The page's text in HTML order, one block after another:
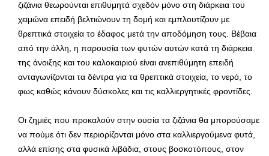
ζιζάνια θεωρούνται επιθυμητά σχεδόν μόνο στη διάρκεια του
χειμώνα επειδή βελτιώνουν τη δομή και εμπλουτίζουν με
θρεπτικά στοιχεία το έδαφος μετά την αποδόμηση τους. Βέβαια
από την άλλη, η παρουσία των φυτών αυτών κατά τη διάρκεια
της άνοιξης και του καλοκαιριού είναι ανεπιθύμητη επειδή
ανταγωνίζονται τα δέντρα για τα θρεπτικά στοιχεία, το νερό, το
φως καθώς κάνουν δύσκολες και τις καλλιεργητικές φροντίδες.
Οι ζημιές που προκαλούν στην ουσία τα ζιζάνια θα μπορούσαμε
να πούμε ότι δεν περιορίζονται μόνο στα καλλιεργούμενα φυτά,
αλλά επίσης στα φυσικά λιβάδια, στους βοσκοτόπους, στον